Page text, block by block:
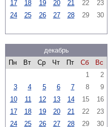
17
18 19 20 21 22
23
24
25 26 27 28 29 30
декабрь
Пн
Вт Ср Чт Пт Сб
Вс
1
2
3
4 5 6 7 8
9
10
11 12 13 14 15
16
17
18 19 20 21 22
23
24
25 26 27 28 29 30